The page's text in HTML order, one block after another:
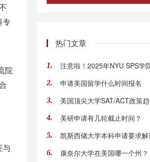
专
院
与
热门文章
1.
2. 申请美国留学什么时间报名
3. 美国顶尖大学SAT/ACT政策
4. 美研申请有几轮截止时间？
5. 凯斯西储大学本科申请要求
6. 康奈尔大学在美国哪一个州？